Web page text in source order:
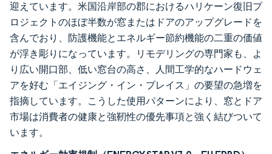
迎えています。米国沿岸部の郡におけるハリケーン復旧プ
ロジェクトのほぼ半数が窓またはドアのアップグレードを
含んでおり、防護機能とエネルギー節約機能の二重の価値
が浮き彫りになっています。リモデリングの専門家も、よ
り広い開口部、低い窓台の高さ、人間工学的なハードウェ
アを好む「エイジング・イン・プレイス」の要望の急増を
指摘しています。こうした使用パターンにより、窓とドア
市場は消費者の健康と強靭性の優先事項と強く結びついて
います。